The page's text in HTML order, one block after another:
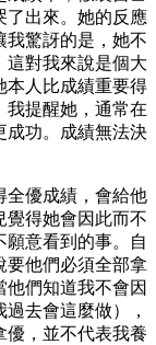
了出來。她的反應
我驚訝的是，她不
這對我來說是個大
本人比成績重要得
我提醒她，通常在
成功。成績無法決
全優成績，會給他
覺得她會因此而不
願意看到的事。自
要他們必須全部拿
們知道我不會因
去會這麼做），
優，並不代表我養